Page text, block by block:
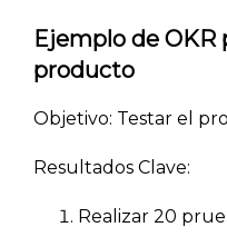
Ejemplo de OKR
producto
Objetivo: Testar el
Resultados Clave:
Realizar 20